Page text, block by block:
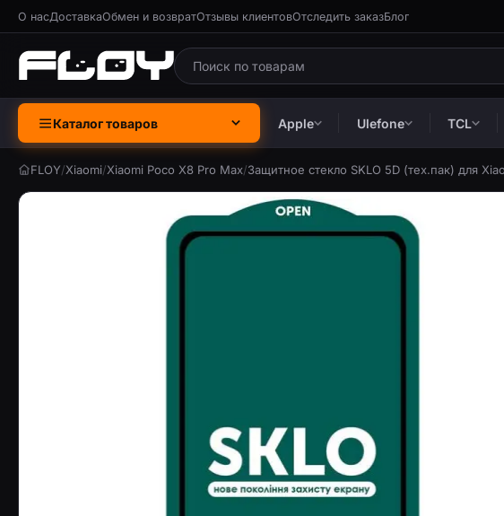
О насДоставкаОбмен и возвратОтзывы клиентовОтследить заказБлог
Каталог товаров Apple Ulefone TCL
FLOY/Xiaomi/Xiaomi Poco X8 Pro Max/Защитное стекло SKLO 5D (тех.пак) для